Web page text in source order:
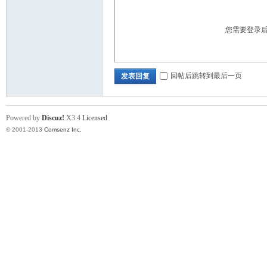
您需要登录
发表回复 回帖后跳转到最后一页
Powered by Discuz! X3.4 Licensed
© 2001-2013 Comsenz Inc.